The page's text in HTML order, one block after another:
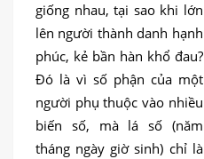
giống nhau, tại sao khi lớn
lên người thành danh hạnh
phúc, kẻ bần hàn khổ đau?
Đó là vì số phận của một
người phụ thuộc vào nhiều
biến số, mà lá số (năm
tháng ngày giờ sinh) chỉ là